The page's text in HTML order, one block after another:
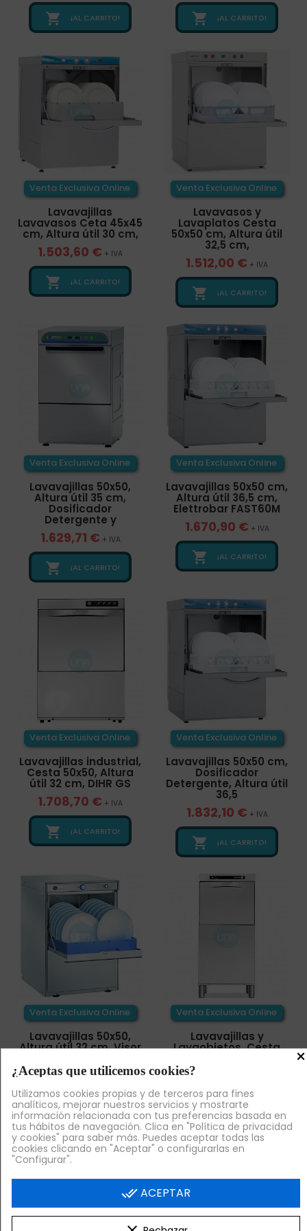
 ¡AL CARRITO!  ¡AL CARRITO!
Venta Exclusiva Online
Lavavajillas
Lavavasos Ceta 45x45
cm, Altura útil 30 cm,
1.503,60 € + IVA
 ¡AL CARRITO!
Venta Exclusiva Online
Lavavasos y
Lavaplatos Cesta
50x50 cm, Altura útil
32,5 cm,
1.512,00 € + IVA
 ¡AL CARRITO!
Venta Exclusiva Online
Lavavajillas 50x50,
Altura útil 35 cm,
Dosificador
Detergente y
1.629,71 € + IVA
 ¡AL CARRITO!
Venta Exclusiva Online
Lavavajillas 50x50 cm,
Altura útil 36,5 cm,
Elettrobar FAST60M
1.670,90 € + IVA
 ¡AL CARRITO!
Venta Exclusiva Online
Lavavajillas industrial,
Cesta 50x50, Altura
útil 32 cm, DIHR GS
1.708,70 € + IVA
 ¡AL CARRITO!
Venta Exclusiva Online
Lavavajillas 50x50 cm,
Dosificador
Detergente, Altura útil
36,5
1.832,10 € + IVA
 ¡AL CARRITO!
Venta Exclusiva Online
Lavavajillas 50x50,
Altura útil 32 cm, Visor
1.855,24 € + IVA
 ¡AL CARRITO!
Venta Exclusiva Online
Lavavajillas y
Lavaobjetos, Cesta
2.028,60 € + IVA
 ¡AL CARRITO!
×
¿Aceptas que utilicemos cookies?
Utilizamos cookies propias y de terceros para fines
analíticos, mejorar nuestros servicios y mostrarte
información relacionada con tus preferencias basada en
tus hábitos de navegación. Clica en "Política de privacidad
y cookies" para saber más. Puedes aceptar todas las
cookies clicando en "Aceptar" o configurarlas en
"Configurar".
done_all ACEPTAR